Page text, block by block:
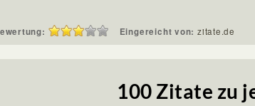
Eingereicht von: zitate.de